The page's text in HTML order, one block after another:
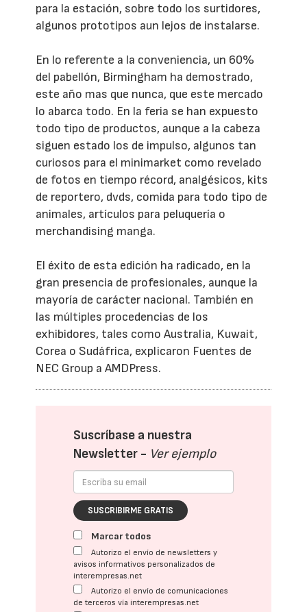
para la estación, sobre todo los surtidores,
algunos prototipos aun lejos de instalarse.
En lo referente a la conveniencia, un 60%
del pabellón, Birmingham ha demostrado,
este año mas que nunca, que este mercado
lo abarca todo. En la feria se han expuesto
todo tipo de productos, aunque a la cabeza
siguen estado los de impulso, algunos tan
curiosos para el minimarket como revelado
de fotos en tiempo récord, analgésicos, kits
de reportero, dvds, comida para todo tipo de
animales, artículos para peluquería o
merchandising manga.
El éxito de esta edición ha radicado, en la
gran presencia de profesionales, aunque la
mayoría de carácter nacional. También en
las múltiples procedencias de los
exhibidores, tales como Australia, Kuwait,
Corea o Sudáfrica, explicaron Fuentes de
NEC Group a AMDPress.
Suscríbase a nuestra
Newsletter - Ver ejemplo
SUSCRIBIRME GRATIS
Marcar todos
Autorizo el envío de newsletters y
avisos informativos personalizados de
interempresas.net
Autorizo el envío de comunicaciones
de terceros vía interempresas.net